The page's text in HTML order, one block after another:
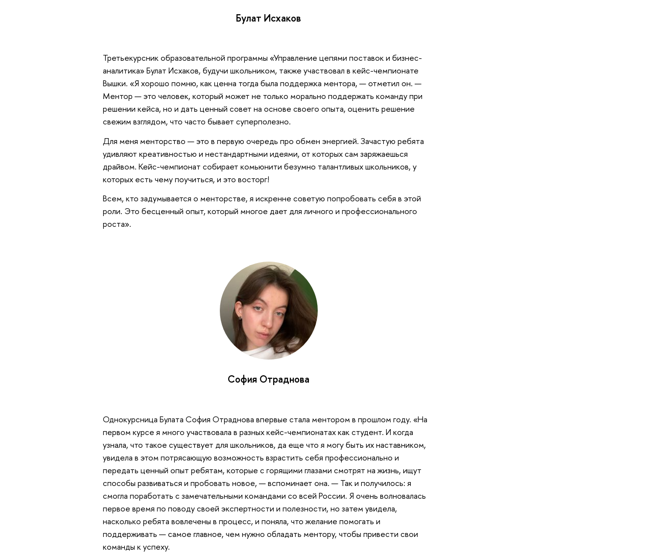
Булат Исхаков
Третьекурсник образовательной программы «Управление цепями поставок и бизнес-
аналитика» Булат Исхаков, будучи школьником, также участвовал в кейс-чемпионате
Вышки. «Я хорошо помню, как ценна тогда была поддержка ментора, — отметил он. —
Ментор — это человек, который может не только морально поддержать команду при
решении кейса, но и дать ценный совет на основе своего опыта, оценить решение
свежим взглядом, что часто бывает суперполезно.
Для меня менторство — это в первую очередь про обмен энергией. Зачастую ребята
удивляют креативностью и нестандартными идеями, от которых сам заряжаешься
драйвом. Кейс-чемпионат собирает комьюнити безумно талантливых школьников, у
которых есть чему поучиться, и это восторг!
Всем, кто задумывается о менторстве, я искренне советую попробовать себя в этой
роли. Это бесценный опыт, который многое дает для личного и профессионального
роста».
София Отраднова
Однокурсница Булата София Отраднова впервые стала ментором в прошлом году. «На
первом курсе я много участвовала в разных кейс-чемпионатах как студент. И когда
узнала, что такое существует для школьников, да еще что я могу быть их наставником,
увидела в этом потрясающую возможность взрастить себя профессионально и
передать ценный опыт ребятам, которые с горящими глазами смотрят на жизнь, ищут
способы развиваться и пробовать новое, — вспоминает она. — Так и получилось: я
смогла поработать с замечательными командами со всей России. Я очень волновалась
первое время по поводу своей экспертности и полезности, но затем увидела,
насколько ребята вовлечены в процесс, и поняла, что желание помогать и
поддерживать — самое главное, чем нужно обладать ментору, чтобы привести свои
команды к успеху.